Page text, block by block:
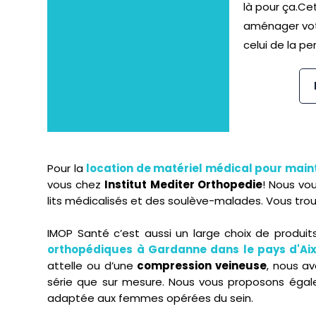
là pour
aménager
celui de la
Pour la location de matériel médical pour
vous chez Institut Mediter Orthopedie! Nous
lits médicalisés et des soulève-malades. Vous
IMOP Santé c’est aussi un large choix de
orthopédiques à Gardanne dans le pays
attelle ou d’une compression veineuse, nous
série que sur mesure. Nous vous proposons
adaptée aux femmes opérées du sein.